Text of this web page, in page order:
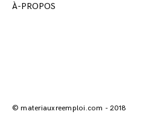
À-PROPOS
© materiauxreemploi.com - 2018